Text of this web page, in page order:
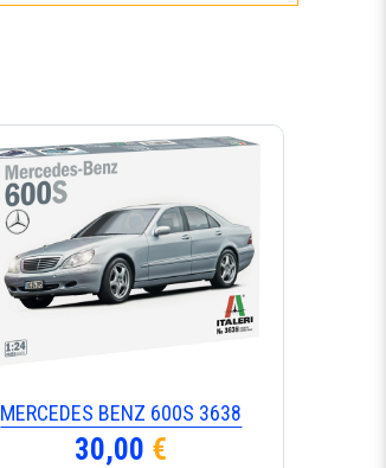
MERCEDES BENZ 600S 3638
30,00 €